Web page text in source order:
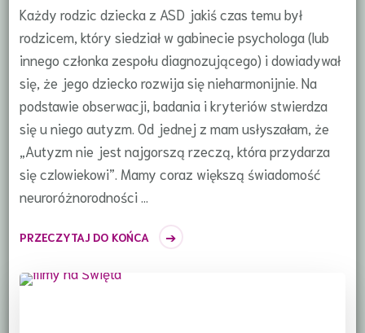
Każdy rodzic dziecka z ASD jakiś czas temu był
rodzicem, który siedział w gabinecie psychologa (lub
innego członka zespołu diagnozującego) i dowiadywał
się, że jego dziecko rozwija się nieharmonijnie. Na
podstawie obserwacji, badania i kryteriów stwierdza
się u niego autyzm. Od jednej z mam usłyszałam, że
„Autyzm nie jest najgorszą rzeczą, która przydarza
się czlowiekowi”. Mamy coraz większą świadomość
neuroróżnorodności …
PRZECZYTAJ DO KOŃCA